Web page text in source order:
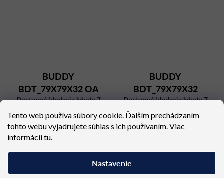
Tento web používa súbory cookie. Ďalším prechádzaním
tohto webu vyjadrujete súhlas s ich používaním. Viac
informáciítu
Nastavenie
BUDDY
BDT_79X79X32 OA
MARBLE
Dostupné (dodacia lehota 7
1 591,01 €
BUDDY
BDT_79X79X32
MARBLE NERO
Dostupné (dodacia lehota 7
1 450,29 €